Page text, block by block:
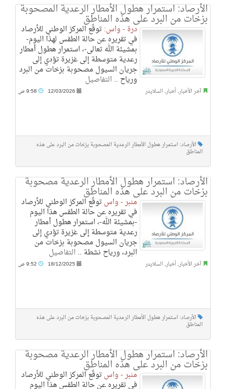
الأرصاد: استمرار هطول الأمطار الرعدية المصحوبة
بزخات من البرد على هذه المناطق
درة - واس:توقّع المركز الوطني للأرصاد
في تقريره عن حالة الطقس لهذا اليوم-
بمشيئة الله تعالى-، استمرار هطول أمطار
رعدية متوسطة إلى غزيرة تؤدي إلى
جريان السيول مصحوبة بزخات من البرد
ورياح .. التفاصيل
آخر الأخبار, أخبار, السلايدر 12/03/2026
الأرصاد: استمرار هطول الأمطار الرعدية المصحوبة بزخات من البرد على هذه
المناطق
الأرصاد: استمرار هطول الأمطار الرعدية مصحوبة
بزخات من البرد على هذه المناطق
منبر - واستوقّع المركز الوطني للأرصاد
في تقريره عن حالة الطقس هذا اليوم
-بمشيئة الله-، استمرار هطول أمطار
رعدية متوسطة إلى غزيرة تؤدي إلى
جريان السيول مصحوبة بزخات من
البرد، ورياح نشطة .. التفاصيل
آخر الأخبار, أخبار, السلايدر 18/12/2025
الأرصاد: استمرار هطول الأمطار الرعدية المصحوبة بزخات من البرد على هذه
المناطق
الأرصاد: استمرار هطول الأمطار الرعدية مصحوبة
بزخات من البرد على هذه المناطق
منبر - واستوقّع المركز الوطني للأرصاد
في تقريره عن حالة الطقس هذا اليوم